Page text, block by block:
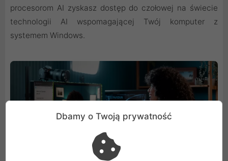
procesorom AI zyskasz dostęp do czołowej na świecie
technologii AI wspomagającej Twój komputer z
systemem Windows.
Dbamy o Twoją prywatność